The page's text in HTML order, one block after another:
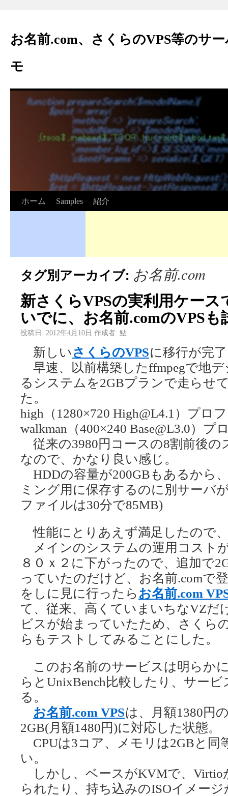
お名前.com、さくらのVPS等のサ
モ
ホーム Samples 紹介
タグ別アーカイブ: お名前.com
新さくらVPSの実利用ケー
いでに、お名前.comのVPSも
投稿日: 2012年4月10日 作成者: 鮎
新しいさくらのVPSに移行が完
早速、以前構築したffmpegで地
るシステムを2GBプランで走らせ
た。
high（1280×720 High@L4.1）プロ
walkman（400×240 Base@L3.0）プ
従来の3980円コースの8割前後の
なので、かなり良い感じ。
HDDの容量が200GBもあるから
ミング用に保存するのに別サーバ
ファイルは30分で85MB)
性能にとりあえず満足したので
メインのシステムの運用コスト
８０ｘ２に下がったので、追加で
っていたのだけど、お名前.comで
をしに見に行ったら お名前.com
て、従来、高くていまいちなVZだ
ビスが始まっていたため、さくら
らもテストしてみることにした。
このお名前のサービスは明らか
らとUnixBench比較したり、サー
る。
お名前.com VPSは、月額1380円
2GB(月額1480円)に対応した状態。
CPUは3コア、メモリは2GBと同
い。
しかし、ベースがKVMで、Virtio
られたり、持ち込みのISOイメー